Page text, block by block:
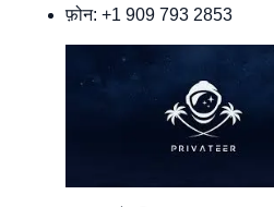
फ़ोन: +1 909 793 2853